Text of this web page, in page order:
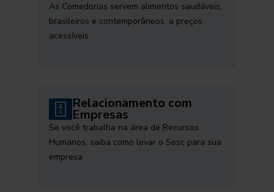
As Comedorias servem alimentos saudáveis,
brasileiros e contemporâneos, a preços
acessíveis
Relacionamento com
Empresas
Se você trabalha na área de Recursos
Humanos, saiba como levar o Sesc para sua
empresa